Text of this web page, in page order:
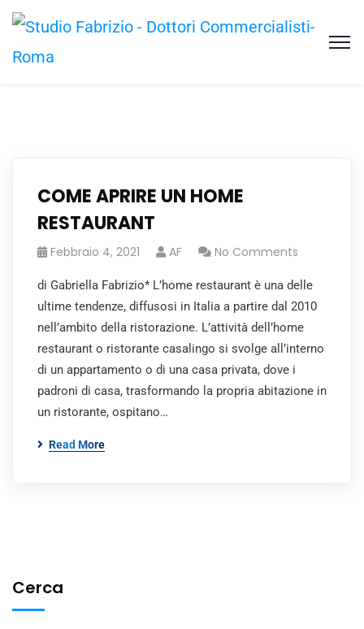
COME APRIRE UN HOME
RESTAURANT
Febbraio 4, 2021 AF No Comments
di Gabriella Fabrizio* L’home restaurant è una delle
ultime tendenze, diffusosi in Italia a partire dal 2010
nell’ambito della ristorazione. L’attività dell’home
restaurant o ristorante casalingo si svolge all’interno
di un appartamento o di una casa privata, dove i
padroni di casa, trasformando la propria abitazione in
un ristorante, ospitano…
Read More
Cerca